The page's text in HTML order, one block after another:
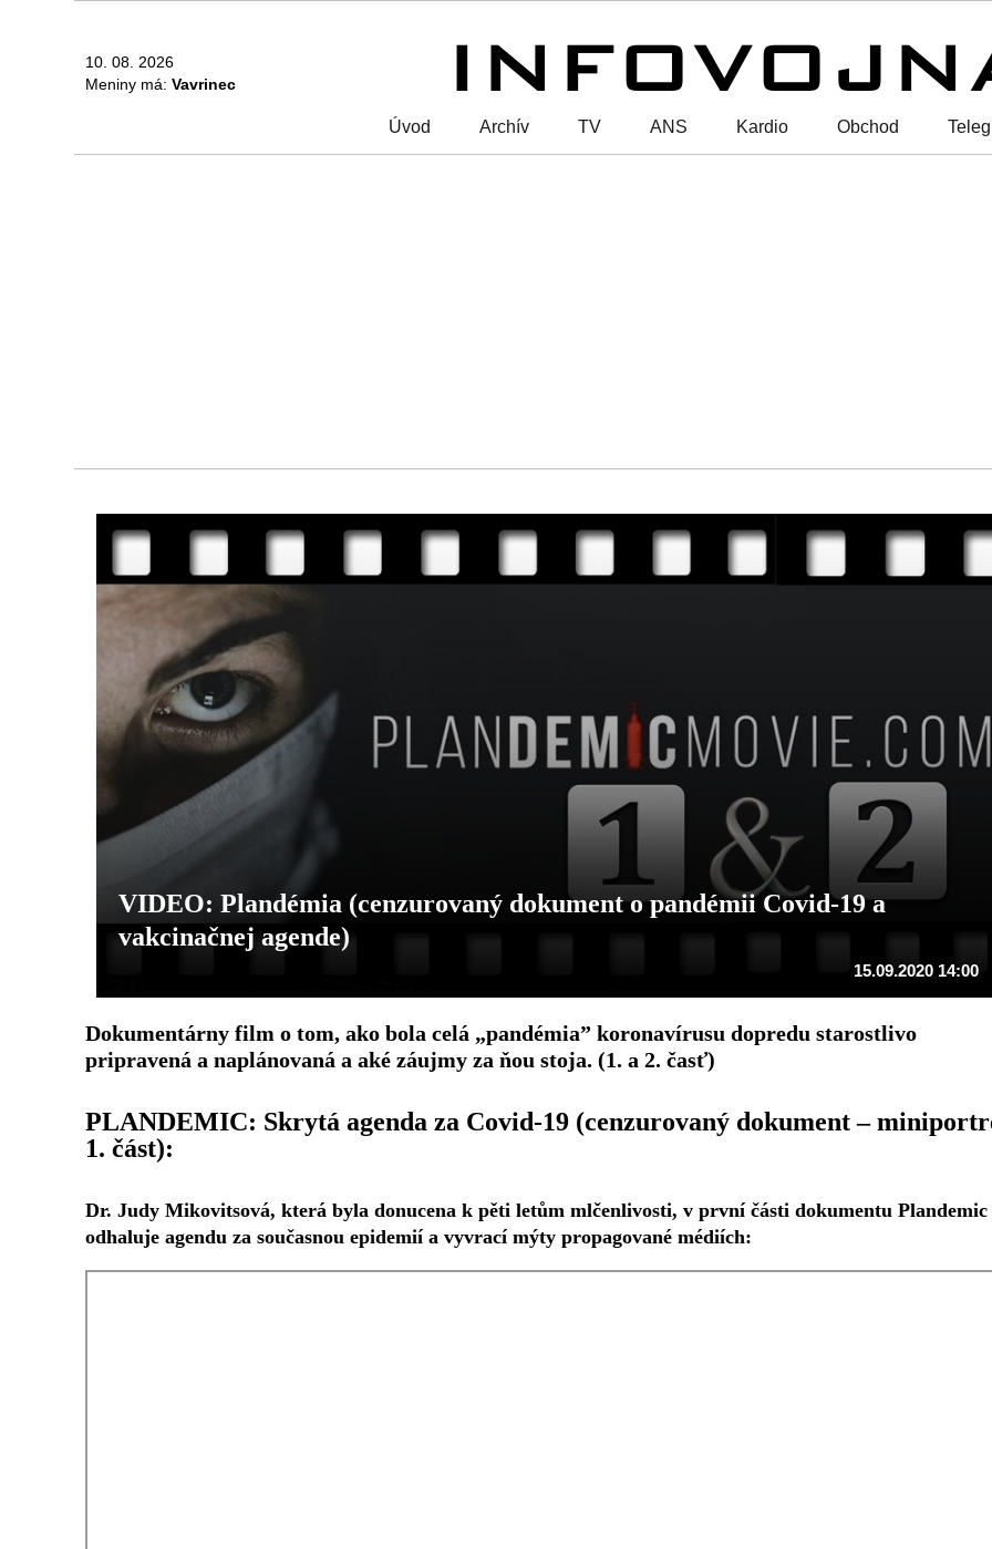
10. 08. 2026
Meniny má: Vavrinec
Úvod Archív TV ANS Kardio Obchod
VIDEO: Plandémia (cenzurovaný dokument o pandémii Covid-19 a
vakcinačnej agende)
15.09.2020 14:00
Dokumentárny film o tom, ako bola celá „pandémia” koronavírusu dopredu starostlivo
pripravená a naplánovaná a aké záujmy za ňou stoja. (1. a 2. časť)
PLANDEMIC: Skrytá agenda za Covid-19 (cenzurovaný dokument –
1. část):
Dr. Judy Mikovitsová, která byla donucena k pěti letům mlčenlivosti, v první části dokumentu Plandemic
odhaluje agendu za současnou epidemií a vyvrací mýty propagované médiích: